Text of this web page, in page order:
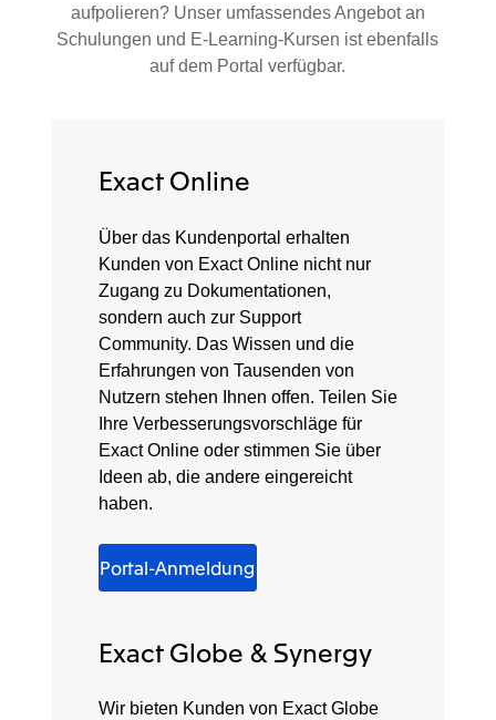
aufpolieren? Unser umfassendes Angebot an
Schulungen und E-Learning-Kursen ist ebenfalls
auf dem Portal verfügbar.
Exact Online
Über das Kundenportal erhalten
Kunden von Exact Online nicht nur
Zugang zu Dokumentationen,
sondern auch zur Support
Community. Das Wissen und die
Erfahrungen von Tausenden von
Nutzern stehen Ihnen offen. Teilen Sie
Ihre Verbesserungsvorschläge für
Exact Online oder stimmen Sie über
Ideen ab, die andere eingereicht
haben.
Portal-Anmeldung
Exact Globe & Synergy
Wir bieten Kunden von Exact Globe